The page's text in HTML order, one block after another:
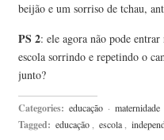
beijão e um sorriso de tchau,
PS 2: ele agora não pode
escola sorrindo e repetindo o
junto?
Categories: educação · maternidade
Tagged: educação escola